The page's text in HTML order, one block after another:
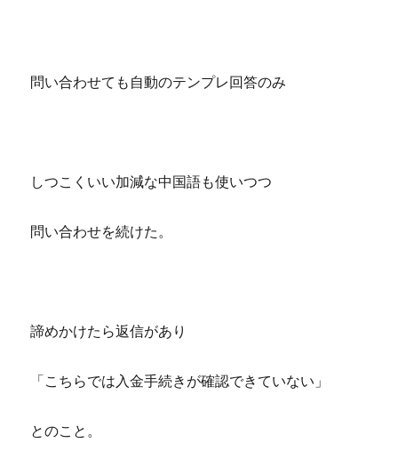
問い合わせても自動のテンプレ回答のみ
しつこくいい加減な中国語も使いつつ
問い合わせを続けた。
諦めかけたら返信があり
「こちらでは入金手続きが確認できていない」
とのこと。